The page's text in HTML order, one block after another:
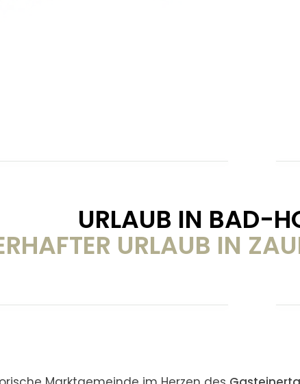
URLAUB IN BAD-
URLAUB IN